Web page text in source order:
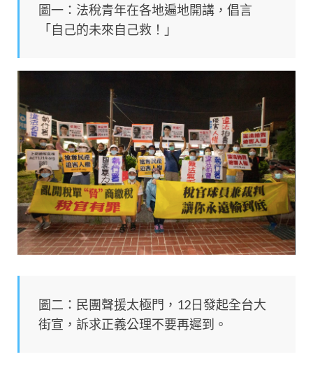
圖一：法稅青年在各地遍地開講，倡言
「自己的未來自己救！」
圖二：民團聲援太極門，12日發起全台大
街宣，訴求正義公理不要再遲到。